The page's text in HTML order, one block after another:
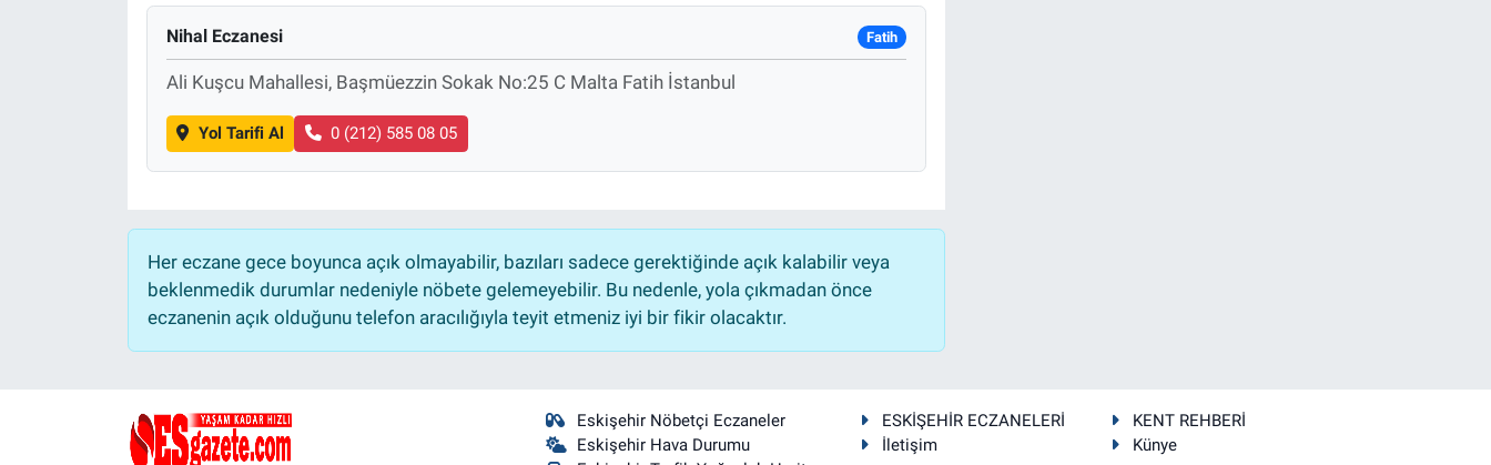
Nihal Eczanesi Fatih
Ali Kuşcu Mahallesi, Başmüezzin Sokak No:25 C Malta Fatih İstanbul
Yol Tarifi Al 0 (212) 585 08 05
Her eczane gece boyunca açık olmayabilir, bazıları sadece gerektiğinde açık kalabilir veya
beklenmedik durumlar nedeniyle nöbete gelemeyebilir. Bu nedenle, yola çıkmadan önce
eczanenin açık olduğunu telefon aracılığıyla teyit etmeniz iyi bir fikir olacaktır.
Eskişehir Nöbetçi Eczaneler
Eskişehir Hava Durumu
ESKİŞEHİR ECZANELERİ
KENT REHBERİ
İletişim
Künye